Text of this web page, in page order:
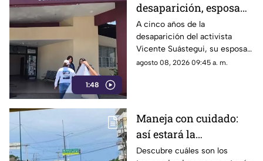
1:48
desaparición, esposa
de Vicente Suástegui
acude al Semefo en
Chilpancingo
A cinco años de la
desaparición del activista
Vicente Suástegui, su esposa
acudió al Semefo de
agosto 08, 2026 09:45 a. m.
Maneja con cuidado:
así estará la
circulación hoy en
Descubre cuáles son los